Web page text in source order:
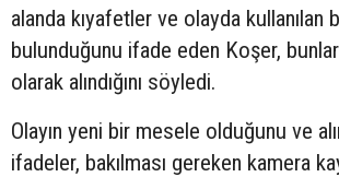
alanda kıyafetler ve olayda kullanılan
bulunduğunu ifade eden Koşer,
olarak alındığını söyledi.
Olayın yeni bir mesele olduğunu ve
ifadeler, bakılması gereken kamera